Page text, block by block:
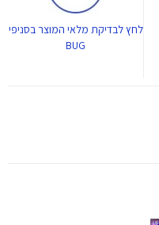
לחץלבדיקת מלאי המוצר בסניפי
BUG